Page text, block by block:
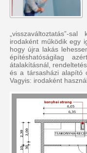
„visszaváltoztatás”-
irodaként működik egy
hogy újra lakás
építéshatóságilag
átalakításnál,
és a társasházi alapító
Vagyis: irodaként